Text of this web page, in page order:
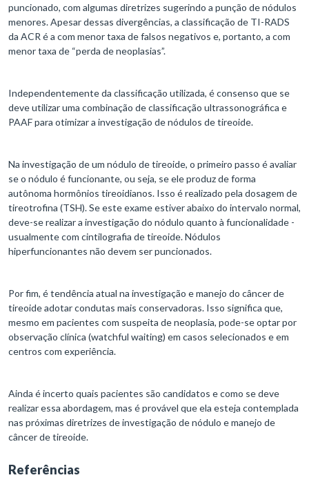
puncionado, com algumas diretrizes sugerindo a punção de nódulos
menores. Apesar dessas divergências, a classificação de TI-RADS
da ACR é a com menor taxa de falsos negativos e, portanto, a com
menor taxa de “perda de neoplasias”.
Independentemente da classificação utilizada, é consenso que se
deve utilizar uma combinação de classificação ultrassonográfica e
PAAF para otimizar a investigação de nódulos de tireoide.
Na investigação de um nódulo de tireoide, o primeiro passo é avaliar
se o nódulo é funcionante, ou seja, se ele produz de forma
autônoma hormônios tireoidianos. Isso é realizado pela dosagem de
tireotrofina (TSH). Se este exame estiver abaixo do intervalo normal,
deve-se realizar a investigação do nódulo quanto à funcionalidade -
usualmente com cintilografia de tireoide. Nódulos
hiperfuncionantes não devem ser puncionados.
Por fim, é tendência atual na investigação e manejo do câncer de
tireoide adotar condutas mais conservadoras. Isso significa que,
mesmo em pacientes com suspeita de neoplasia, pode-se optar por
observação clínica (watchful waiting) em casos selecionados e em
centros com experiência.
Ainda é incerto quais pacientes são candidatos e como se deve
realizar essa abordagem, mas é provável que ela esteja contemplada
nas próximas diretrizes de investigação de nódulo e manejo de
câncer de tireoide.
Referências